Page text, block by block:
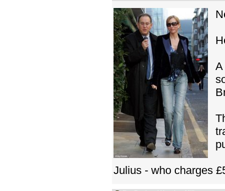
A
Julius - who charges